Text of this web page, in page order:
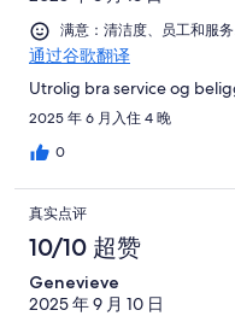
满意：清洁度、员工和服
通过谷歌翻译
Utrolig bra service og
2025 年 6 月入住 4 晚
0
真实点评
10/10 超赞
Genevieve
2025 年 9 月 10 日